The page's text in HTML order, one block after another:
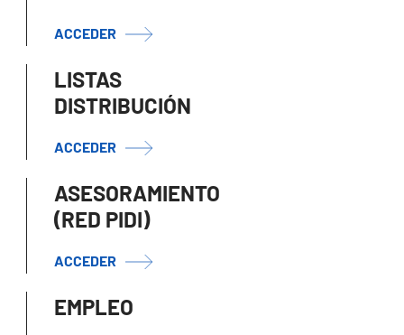
ACCEDER
LISTAS
DISTRIBUCIÓN
ACCEDER
ASESORAMIENTO
(RED PIDI)
ACCEDER
EMPLEO